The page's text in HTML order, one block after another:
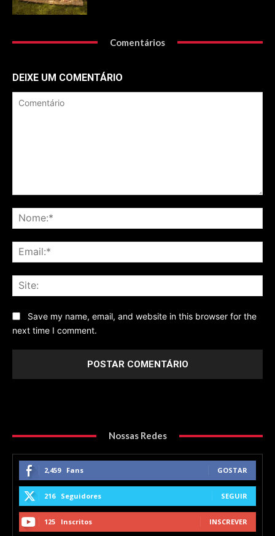
Comentários
DEIXE UM COMENTÁRIO
Save my name, email, and website in this browser for the
next time I comment.
Nossas Redes
2,459 Fans GOSTAR
216 Seguidores SEGUIR
125 Inscritos INSCREVER